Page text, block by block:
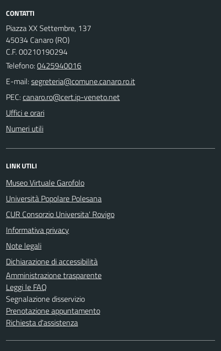
CONTATTI
Piazza XX Settembre, 137
45034 Canaro (RO)
C.F. 00210190294
Telefono:0425940016
E-mail:
PEC:
Uffici e orari
Numeri utili
LINK UTILI
Museo Virtuale Garofolo
Università Popolare Polesana
CUR Consorzio Universita' Rovigo
Informativa privacy
Note legali
Dichiarazione di accessibilità
Amministrazione trasparente
Leggi le FAQ
Segnalazione disservizio
Prenotazione appuntamento
Richiesta d'assistenza